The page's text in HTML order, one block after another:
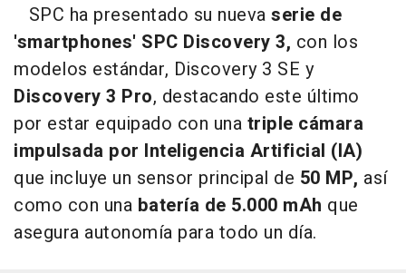
SPC ha presentado su nueva serie de
'smartphones' SPC Discovery 3, con los
modelos estándar, Discovery 3 SE y
Discovery 3 Pro, destacando este último
por estar equipado con una triple cámara
impulsada por Inteligencia Artificial (IA)
que incluye un sensor principal de 50 MP, así
como con una batería de 5.000 mAh que
asegura autonomía para todo un día.